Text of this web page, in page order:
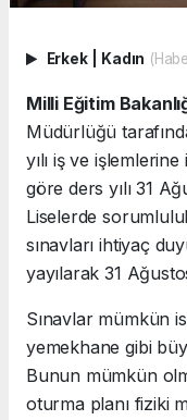
Erkek Kadın
Milli Eğitim
Müdürlüğü
yılı iş ve
göre ders yılı 31
Liselerde
sınavları ihtiyaç
yayılarak 31
Sınavlar mümkün
yemekhane gibi
Bunun mümkün
oturma planı fiziki